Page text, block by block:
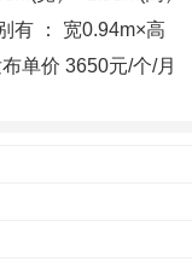
有 ： 宽0.94m×高
单价 3650元/个/月